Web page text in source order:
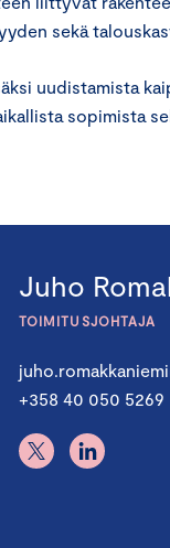
sekä
uudistamista
sopimista
Juho
TOIMITUSJOHTAJA
+358 40 050 5269